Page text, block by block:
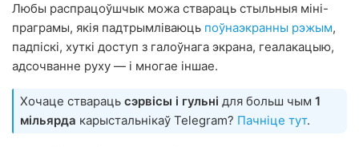
Любы распрацоўшчык можа ствараць стыльныя міні-
праграмы, якія падтрымліваюць поўнаэкранны рэжым,
падпіскі, хуткі доступ з галоўнага экрана, геалакацыю,
адсочванне руху — і многае іншае.
Хочаце ствараць сэрвісы і гульні для больш чым 1
мільярда карыстальнікаў Telegram? Пачніце тут.